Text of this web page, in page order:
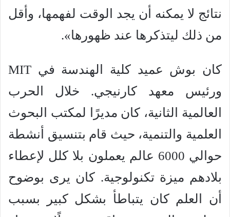
نتائج لا يمكنه أن يجد الوقت لفهمها، وأقل
من ذلك ليتذكرها عند ظهورها».
كان بوش عميد كلية الهندسة في MIT
ورئيس معهد كارنيجي. خلال الحرب
العالمية الثانية، كان مديرًا لمكتب البحوث
العلمية والتنمية، حيث قام بتنسيق أنشطة
حوالي 6000 عالم يعملون بلا كلل لإعطاء
بلادهم ميزة تكنولوجية. كان يرى بوضوح
أن العلم كان يتباطأ بشكل كبير بسبب